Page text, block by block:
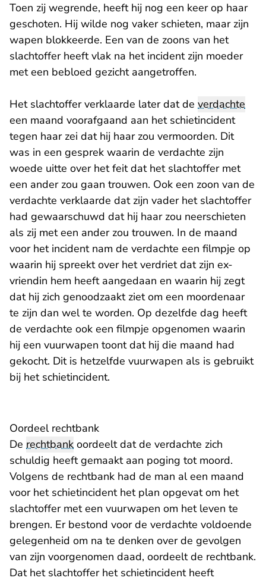
Toen zij wegrende, heeft hij nog een keer op haar
geschoten. Hij wilde nog vaker schieten, maar zijn
wapen blokkeerde. Een van de zoons van het
slachtoffer heeft vlak na het incident zijn moeder
met een bebloed gezicht aangetroffen.
Het slachtoffer verklaarde later dat de verdachte
een maand voorafgaand aan het schietincident
tegen haar zei dat hij haar zou vermoorden. Dit
was in een gesprek waarin de verdachte zijn
woede uitte over het feit dat het slachtoffer met
een ander zou gaan trouwen. Ook een zoon van de
verdachte verklaarde dat zijn vader het slachtoffer
had gewaarschuwd dat hij haar zou neerschieten
als zij met een ander zou trouwen. In de maand
voor het incident nam de verdachte een filmpje op
waarin hij spreekt over het verdriet dat zijn ex-
vriendin hem heeft aangedaan en waarin hij zegt
dat hij zich genoodzaakt ziet om een moordenaar
te zijn dan wel te worden. Op dezelfde dag heeft
de verdachte ook een filmpje opgenomen waarin
hij een vuurwapen toont dat hij die maand had
gekocht. Dit is hetzelfde vuurwapen als is gebruikt
bij het schietincident.
Oordeel rechtbank
De rechtbank oordeelt dat de verdachte zich
schuldig heeft gemaakt aan poging tot moord.
Volgens de rechtbank had de man al een maand
voor het schietincident het plan opgevat om het
slachtoffer met een vuurwapen om het leven te
brengen. Er bestond voor de verdachte voldoende
gelegenheid om na te denken over de gevolgen
van zijn voorgenomen daad, oordeelt de rechtbank.
Dat het slachtoffer het schietincident heeft